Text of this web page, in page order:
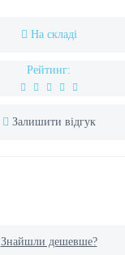
На складі
Рейтинг:
Залишити відгук
Знайшли дешевше?